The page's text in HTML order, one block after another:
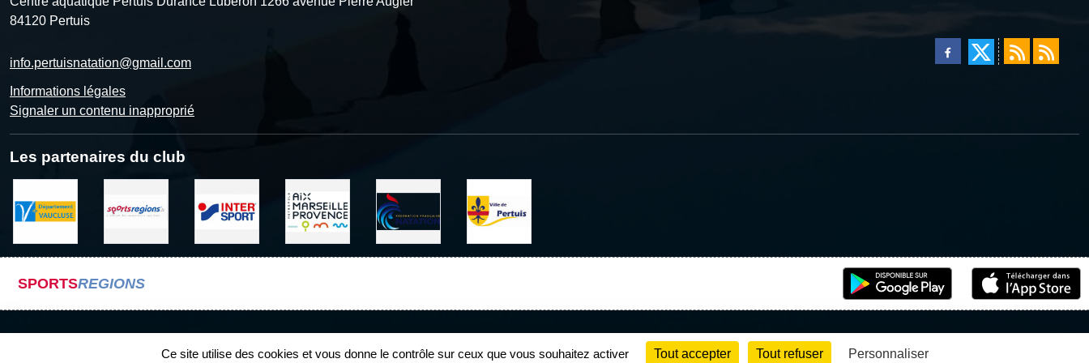
84120 Pertuis
info.pertuisnatation@gmail.com
Informations légales
Signaler un contenu inapproprié
Les partenaires du club
SPORTSREGIONS
Gestion des cookies
Ce site utilise des cookies et vous donne le contrôle sur ceux que vous souhaitez activer Tout accepter Tout refuser Personnaliser